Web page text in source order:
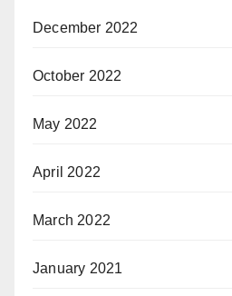
December 2022
October 2022
May 2022
April 2022
March 2022
January 2021